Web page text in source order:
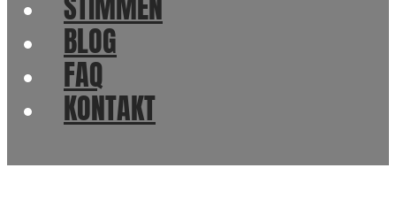
BLOG
FAQ
KONTAKT